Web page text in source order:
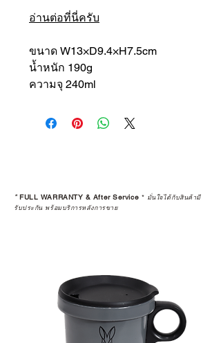
อ่านต่อที่นี่ครับ
ขนาด W13×D9.4×H7.5cm
น้ำหนัก 190g
ความจุ 240ml
*FULL WARRANTY & After Service * มั่นใจได้กับสินค้ามี
รับประกัน พร้อมบริการหลังการขาย